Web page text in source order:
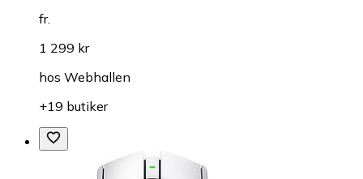
fr.
1 299 kr
hos Webhallen
+19 butiker